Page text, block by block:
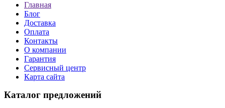
Главная
Блог
Доставка
Оплата
Контакты
О компании
Гарантия
Сервисный центр
Карта сайта
Каталог предложений